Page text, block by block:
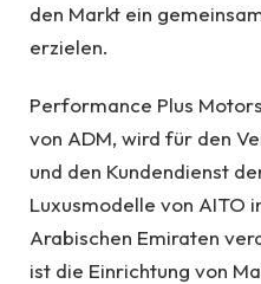
den Markt ein
erzielen.
Performance Plus
von ADM, wird für den
und den Kundendienst
Luxusmodelle von AITO
Arabischen Emiraten
ist die Einrichtung von